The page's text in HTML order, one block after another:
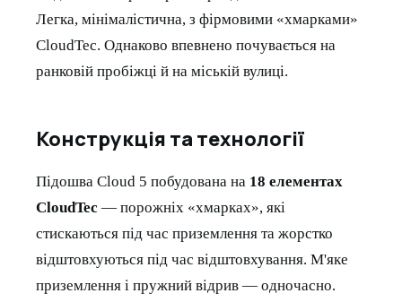
Легка, мінімалістична, з фірмовими «хмарками»
CloudTec. Однаково впевнено почувається на
ранковій пробіжці й на міській вулиці.
Конструкція та технології
Підошва Cloud 5 побудована на 18 елементах
CloudTec — порожніх «хмарках», які
стискаються під час приземлення та жорстко
відштовхуються під час відштовхування. М'яке
приземлення і пружний відрив — одночасно.